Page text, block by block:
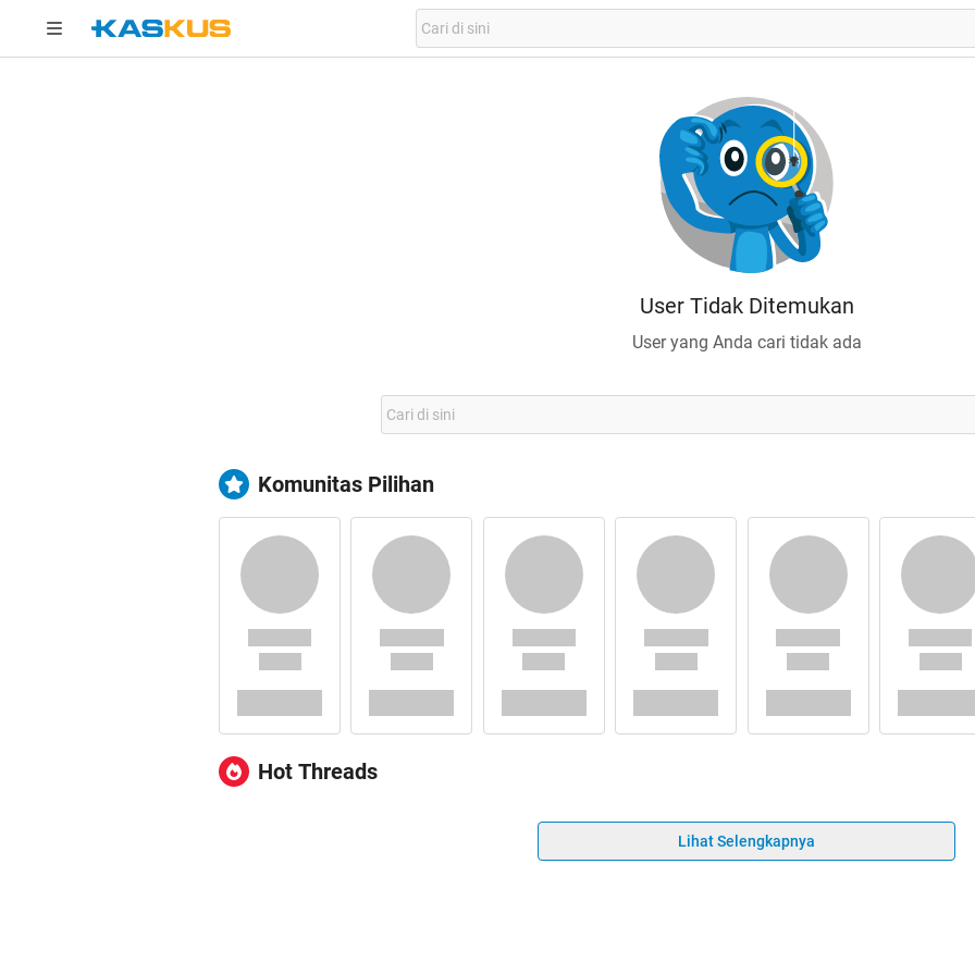
User Tidak Ditemukan
User yang Anda cari tidak ada
Komunitas Pilihan
Hot Threads
Lihat Selengkapnya